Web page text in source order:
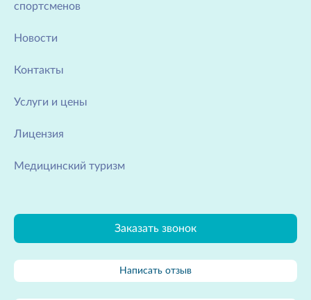
спортсменов
Новости
Контакты
Услуги и цены
Лицензия
Медицинский туризм
Заказать звонок
Написать отзыв